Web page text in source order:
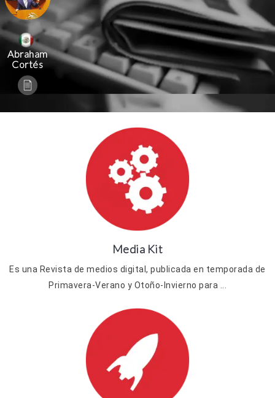
Abraham
Cortés
Media Kit
Es una Revista de medios digital, publicada en temporada de
Primavera-Verano y Otoño-Invierno para ...